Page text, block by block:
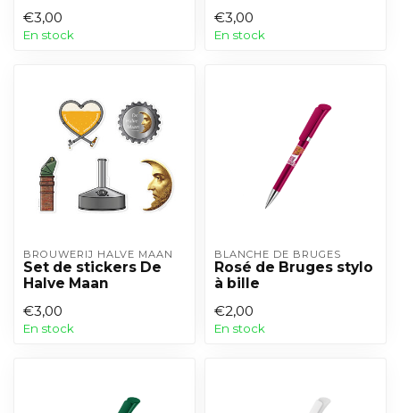
€3,00
En stock
€3,00
En stock
BROUWERIJ HALVE MAAN
Set de stickers De
Halve Maan
€3,00
En stock
BLANCHE DE BRUGES
Rosé de Bruges stylo
à bille
€2,00
En stock